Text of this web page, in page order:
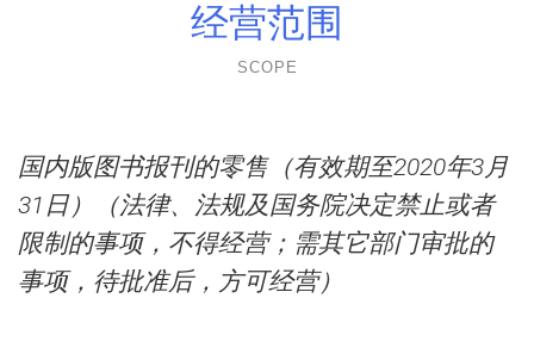
经营范围
SCOPE
国内版图书报刊的零售（有效期至2020年3月
31日）（法律、法规及国务院决定禁止或者
限制的事项，不得经营；需其它部门审批的
事项，待批准后，方可经营）